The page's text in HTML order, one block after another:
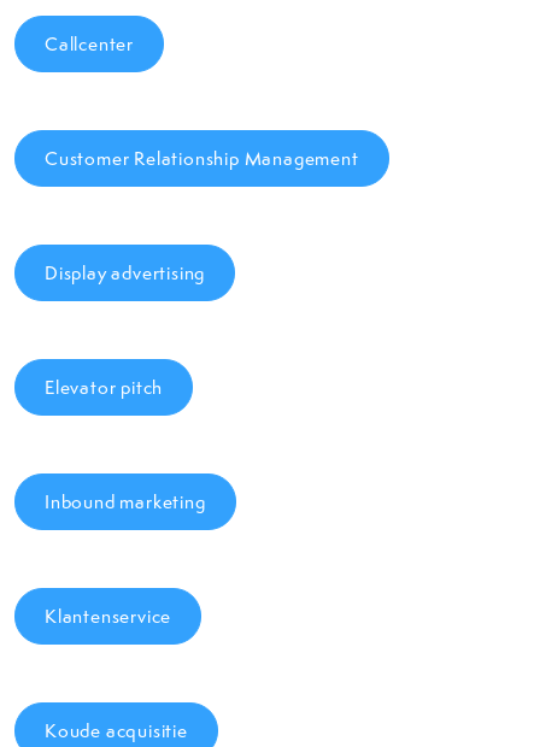
Callcenter
Customer Relationship Management
Display advertising
Elevator pitch
Inbound marketing
Klantenservice
Koude acquisitie